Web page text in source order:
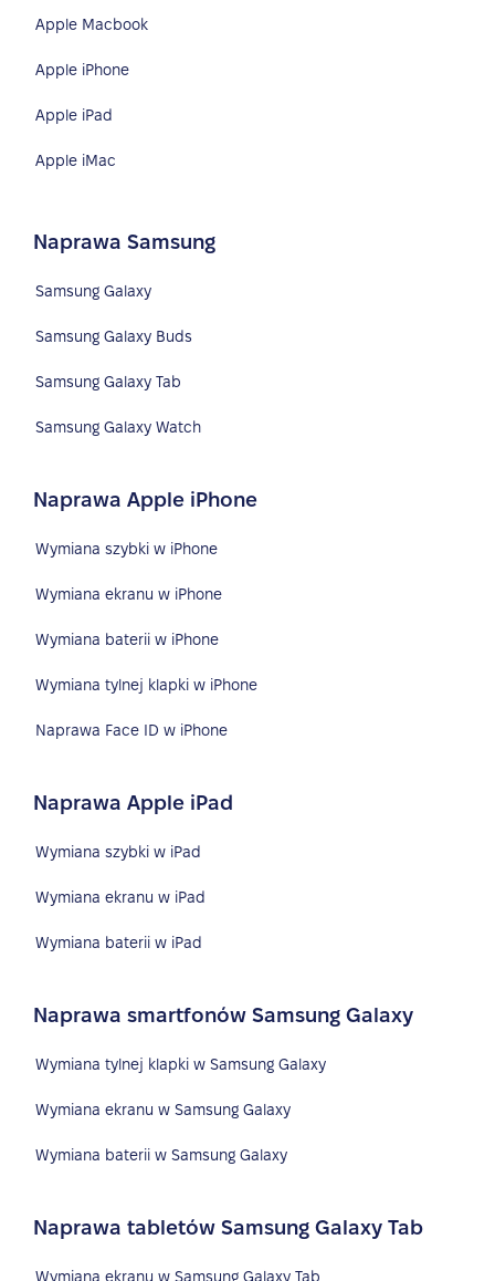
Apple Macbook
Apple iPhone
Apple iPad
Apple iMac
Naprawa Samsung
Samsung Galaxy
Samsung Galaxy Buds
Samsung Galaxy Tab
Samsung Galaxy Watch
Naprawa Apple iPhone
Wymiana szybki w iPhone
Wymiana ekranu w iPhone
Wymiana baterii w iPhone
Wymiana tylnej klapki w iPhone
Naprawa Face ID w iPhone
Naprawa Apple iPad
Wymiana szybki w iPad
Wymiana ekranu w iPad
Wymiana baterii w iPad
Naprawa smartfonów Samsung Galaxy
Wymiana tylnej klapki w Samsung Galaxy
Wymiana ekranu w Samsung Galaxy
Wymiana baterii w Samsung Galaxy
Naprawa tabletów Samsung Galaxy Tab
Wymiana ekranu w Samsung Galaxy Tab